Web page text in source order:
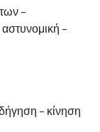
–
–
– κίνηση